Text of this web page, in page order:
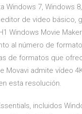
7, Windows
de video básico,
Windows Movie
al número de
de formatos que
Movavi admite vídeo
esta resolución.
incluidos